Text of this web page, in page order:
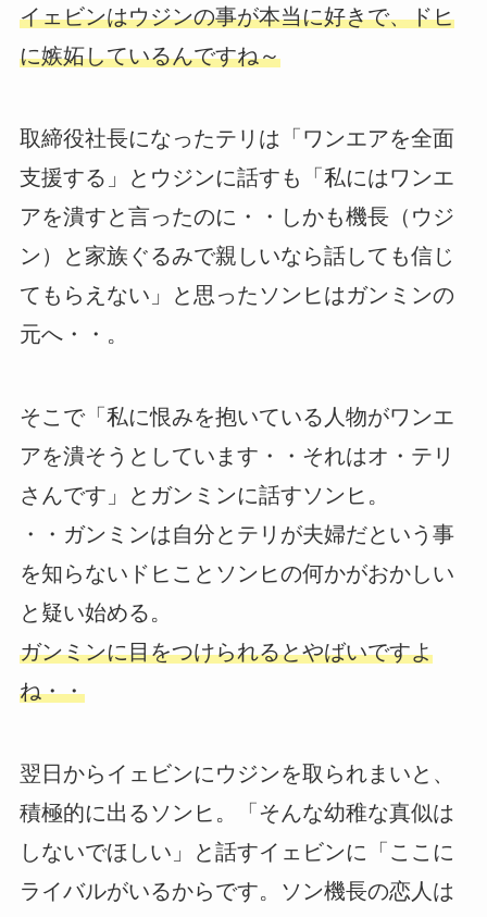
イェビンはウジンの事が本当に好きで、ドヒ
に嫉妬しているんですね～
取締役社長になったテリは「ワンエアを全面
支援する」とウジンに話すも「私にはワンエ
アを潰すと言ったのに・・しかも機長（ウジ
ン）と家族ぐるみで親しいなら話しても信じ
てもらえない」と思ったソンヒはガンミンの
元へ・・。
そこで「私に恨みを抱いている人物がワンエ
アを潰そうとしています・・それはオ・テリ
さんです」とガンミンに話すソンヒ。
・・ガンミンは自分とテリが夫婦だという事
を知らないドヒことソンヒの何かがおかしい
と疑い始める。
ガンミンに目をつけられるとやばいですよ
ね・・
翌日からイェビンにウジンを取られまいと、
積極的に出るソンヒ。「そんな幼稚な真似は
しないでほしい」と話すイェビンに「ここに
ライバルがいるからです。ソン機長の恋人は